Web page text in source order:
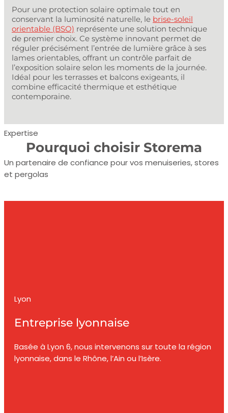
Pour une protection solaire optimale tout en
conservant la luminosité naturelle, le brise-soleil
orientable (BSO) représente une solution technique
de premier choix. Ce système innovant permet de
réguler précisément l’entrée de lumière grâce à ses
lames orientables, offrant un contrôle parfait de
l’exposition solaire selon les moments de la journée.
Idéal pour les terrasses et balcons exigeants, il
combine efficacité thermique et esthétique
contemporaine.
Expertise
Pourquoi choisir Storema
Un partenaire de confiance pour vos menuiseries, stores
et pergolas
Lyon
Entreprise lyonnaise
Basée à Lyon 6, nous intervenons sur toute la région
lyonnaise, dans le Rhône, l’Ain ou l’Isère.